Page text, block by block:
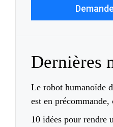
Dernières
Le robot humanoïde
est en
10 idées pour rendre